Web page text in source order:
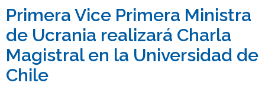
Funcionarias/os
Egresadas/os
Primera Vice Primera Ministra
de Ucrania realizará Charla
Magistral en la Universidad de
Chile